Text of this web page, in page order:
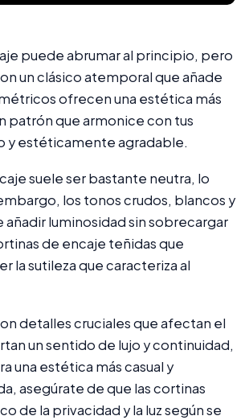
puede abrumar al principio, pero
un clásico atemporal que añade
ofrecen una estética más
patrón que armonice con tus
y estéticamente agradable.
suele ser bastante neutra, lo
los tonos crudos, blancos y
luminosidad sin sobrecargar
de encaje teñidas que
la sutileza que caracteriza al
detalles cruciales que afectan el
un sentido de lujo y continuidad,
una estética más casual y
asegúrate de que las cortinas
de la privacidad y la luz según se